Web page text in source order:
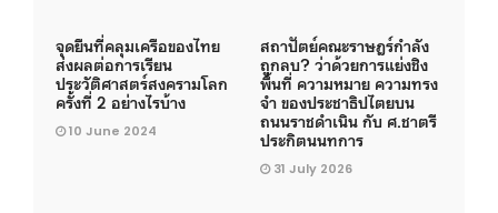
จุดยืนที่คลุมเครือของไทย
ส่งผลต่อการเรียน
ประวัติศาสตร์สงครามโลก
ครั้งที่ 2 อย่างไรบ้าง
10 June 2024
สถาปัตย์คณะราษฎร์กำลัง
ถูกลบ? ว่าด้วยการแย่งชิง
พื้นที่ ความหมาย ความทรง
จำ ของประชาธิปไตยบน
ถนนราชดำเนิน กับ ศ.ชาตรี
ประกิตนนทการ
31 July 2026